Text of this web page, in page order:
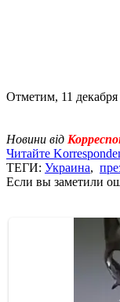
Отметим, 11 декабря
Новини від
Читайте
ТЕГИ: Украина,
Если вы заметили